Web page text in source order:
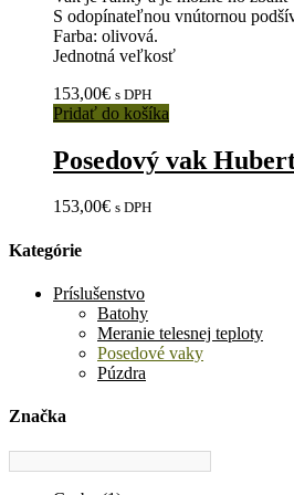
S odopínateľnou vnútornou
Farba: olivová.
Jednotná veľkosť
153,00€ s DPH
Pridať do košíka
Posedový vak
153,00€ s DPH
Kategórie
Príslušenstvo
Batohy
Meranie telesnej teploty
Posedové vaky
Púzdra
Značka